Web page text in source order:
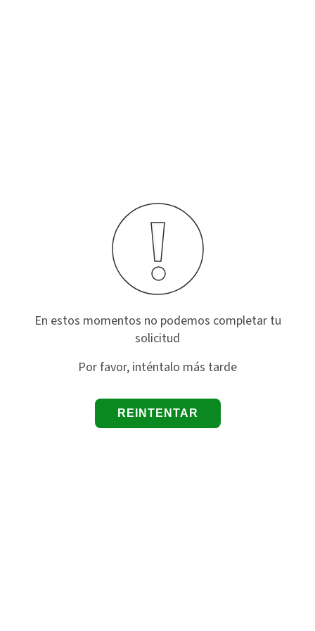
En estos momentos no podemos completar tu
solicitud
Por favor, inténtalo más tarde
REINTENTAR